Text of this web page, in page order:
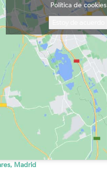
Política de cookies
Madrid